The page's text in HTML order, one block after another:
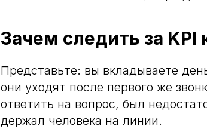
Зачем следить за KPI
Представьте: вы вкладываете
они уходят после первого же
ответить на вопрос, был
держал человека на линии.